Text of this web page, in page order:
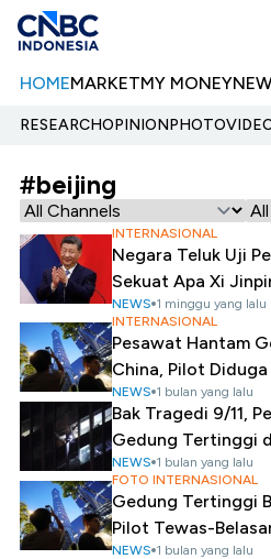
HOMEMARKETMY MONEY
RESEARCHOPINIONPHOTO
#beijing
INTERNASIONAL
Negara Teluk Uji
Sekuat Apa Xi
NEWS 1 minggu yang lalu
INTERNASIONAL
Pesawat Hantam
China, Pilot Diduga
NEWS 1 bulan yang lalu
Bak Tragedi 9/11,
Gedung Tertinggi
NEWS 1 bulan yang lalu
FOTO INTERNASIONAL
Gedung Tertinggi
Pilot Tewas-
NEWS 1 bulan yang lalu